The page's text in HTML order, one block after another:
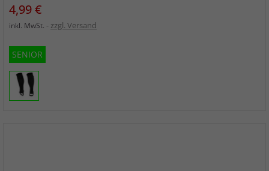
Preis
4,99 €
inkl. MwSt. zzgl. Versand
SENIOR